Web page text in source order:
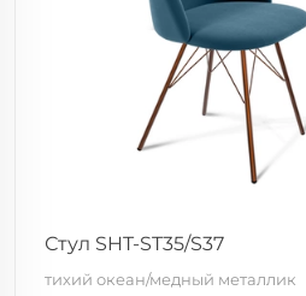
Стул SHT-ST35/S37
тихий океан/медный металлик